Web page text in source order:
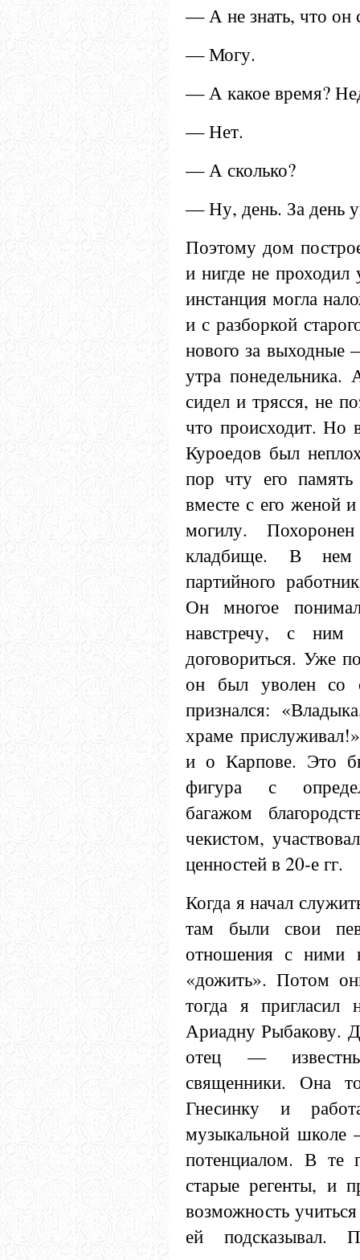
— А не знать, что он
— Могу.
— А какое время?
— Нет.
— А сколько?
— Ну, день. За день
Поэтому дом
и нигде не
инстанция могла
и с разборкой
нового за выходные
утра
сидел и трясся, не
что происходит. Но
Куроедов был
пор чту его
вместе с его женой
могилу.
кладбище. В
партийного
Он многое
навстречу, с ним
договориться. Уже
он был уволен со
признался:
храме
и о Карпове. Это
фигура с
багажом
чекистом,
ценностей в 20-е гг.
Когда я начал
там были свои
отношения с ними
«дожить». Потом
тогда я пригласил
Ариадну Рыбакову.
отец —
священники. Она
Гнесинку и
музыкальной школе
потенциалом. В
старые регенты, и
возможность
ей подсказывал.